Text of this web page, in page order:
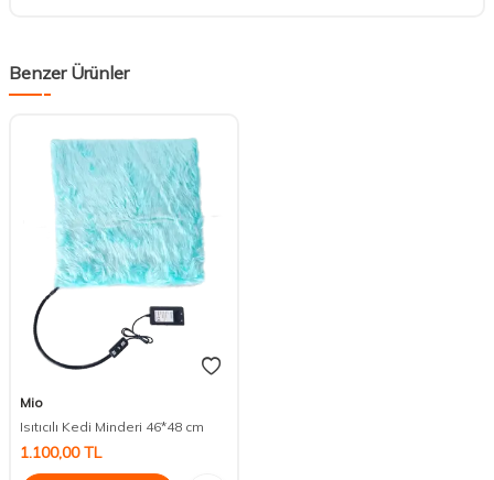
Benzer Ürünler
Mio
Isıtıcılı Kedi Minderi 46*48 cm
1.100,00TL